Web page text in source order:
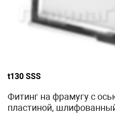
t130 SSS
Фитинг на фрамугу с
пластиной,